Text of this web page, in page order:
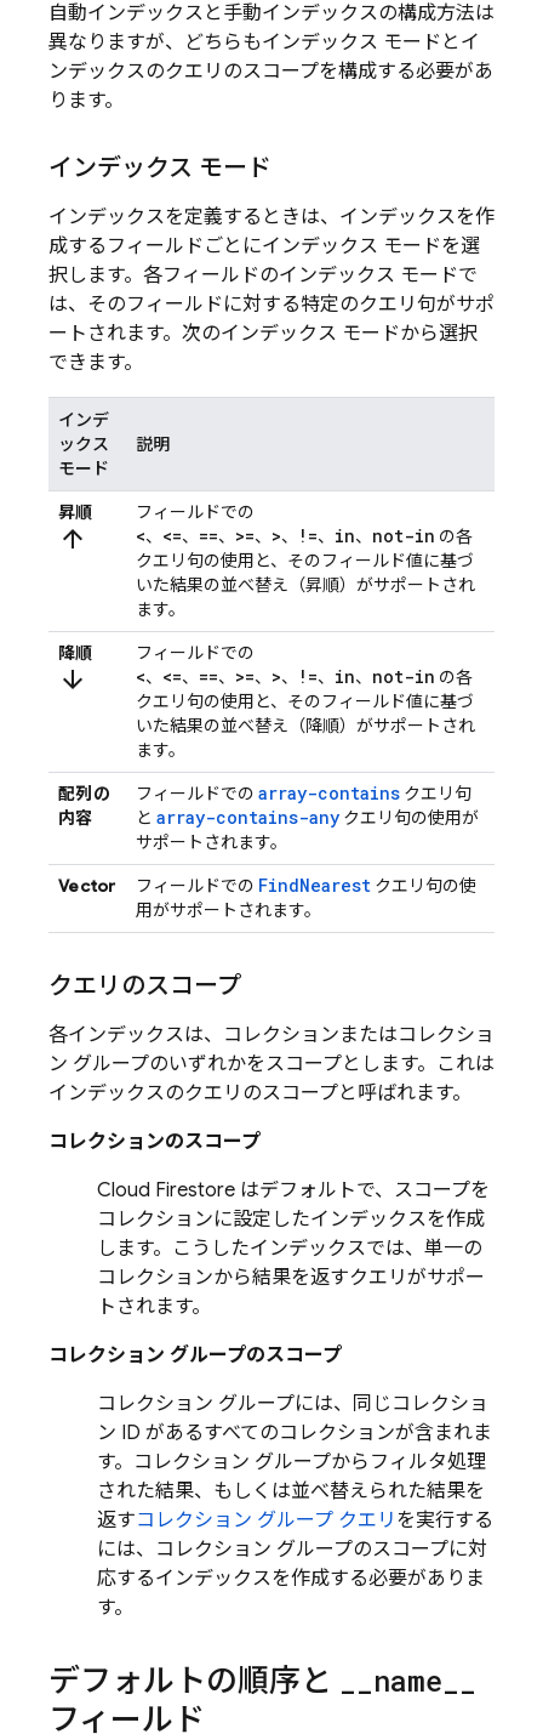
自動インデックスと手動インデックスの構成方法は
異なりますが、どちらもインデックス モードとイ
ンデックスのクエリのスコープを構成する必要があ
ります。
インデックス モード
インデックスを定義するときは、インデックスを作
成するフィールドごとにインデックス モードを選
択します。各フィールドのインデックス モードで
は、そのフィールドに対する特定のクエリ句がサポ
ートされます。次のインデックス モードから選択
できます。
インデ
ックス
モード
説明
昇順
arrow_upward
フィールドでの
<、 <=、 ==、 >=、 >、 !=、 in、 not-in の各
クエリ句の使用と、そのフィールド値に基づ
いた結果の並べ替え（昇順）がサポートされ
ます。
降順
arrow_downward
フィールドでの
<、 <=、 ==、 >=、 >、 !=、 in、 not-in の各
クエリ句の使用と、そのフィールド値に基づ
いた結果の並べ替え（降順）がサポートされ
ます。
配列の
内容
フィールドでの array-contains クエリ句
と array-contains-any クエリ句の使用が
サポートされます。
Vector
フィールドでの FindNearest クエリ句の使
用がサポートされます。
クエリのスコープ
各インデックスは、コレクションまたはコレクショ
ン グループのいずれかをスコープとします。これは
インデックスのクエリのスコープと呼ばれます。
コレクションのスコープ
Cloud Firestore はデフォルトで、スコープを
コレクションに設定したインデックスを作成
します。こうしたインデックスでは、単一の
コレクションから結果を返すクエリがサポー
トされます。
コレクション グループのスコープ
コレクション グループには、同じコレクショ
ン ID があるすべてのコレクションが含まれま
す。コレクション グループからフィルタ処理
された結果、もしくは並べ替えられた結果を
返すコレクション グループ クエリ を実行する
には、コレクション グループのスコープに対
応するインデックスを作成する必要がありま
す。
デフォルトの順序と name
フィールド